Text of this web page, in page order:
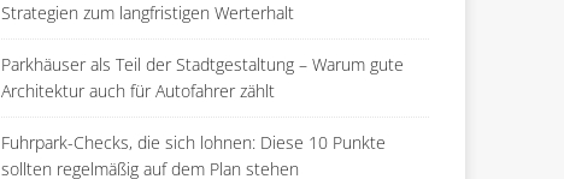
Strategien zum langfristigen Werterhalt
Parkhäuser als Teil der Stadtgestaltung – Warum gute
Architektur auch für Autofahrer zählt
Fuhrpark-Checks, die sich lohnen: Diese 10 Punkte
sollten regelmäßig auf dem Plan stehen